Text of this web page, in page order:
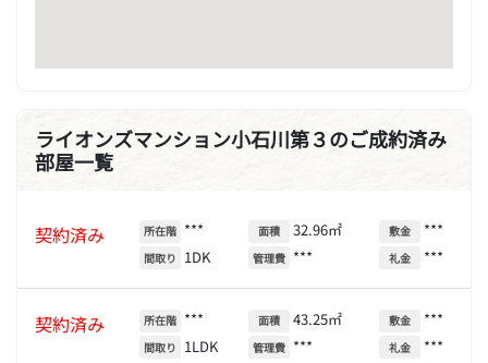
ライオンズマンション小石川第３のご成約済み
部屋一覧
契約済み 所在階 ***
間取り 1DK
面積 32.96㎡
管理費 ***
敷金 ***
礼金 ***
契約済み 所在階 ***
間取り 1LDK
面積 43.25㎡
管理費 ***
敷金 ***
礼金 ***